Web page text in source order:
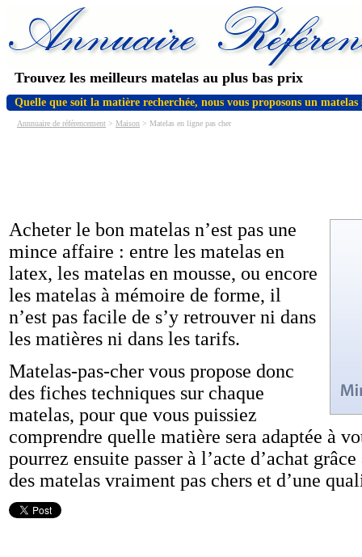
Trouvez les meilleurs matelas au plus bas prix
Quelle que soit la matière recherchée, nous vous proposons un matelas
Annnuaire de référencement > Maison > Matelas en ligne pas cher
Acheter le bon matelas n’est pas une
mince affaire : entre les matelas en
latex, les matelas en mousse, ou encore
les matelas à mémoire de forme, il
n’est pas facile de s’y retrouver ni dans
les matières ni dans les tarifs.
Matelas-pas-cher vous propose donc
des fiches techniques sur chaque
matelas, pour que vous puissiez
comprendre quelle matière sera adaptée à
pourrez ensuite passer à l’acte d’achat
des matelas vraiment pas chers et d’une